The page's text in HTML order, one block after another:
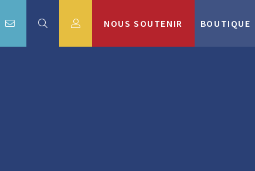
NOUS SOUTENIR BOUTIQUE